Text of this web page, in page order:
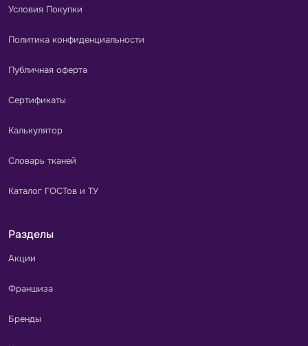
Условия Покупки
Политика конфиденциальности
Публичная оферта
Сертификаты
Калькулятор
Словарь тканей
Каталог ГОСТов и ТУ
Разделы
Акции
Франшиза
Бренды